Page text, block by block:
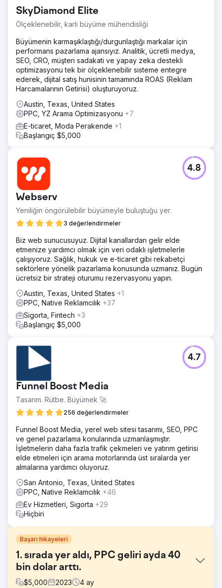
SkyDiamond Elite
Ölçeklenebilir, karlı büyüme mühendisliği
Büyümenin karmaşıklaştığı/durgunlaştığı markalar için
performans pazarlama ajansıyız. Analitik, ücretli medya,
SEO, CRO, müşteri sadakati ve yapay zeka destekli
optimizasyonu tek bir ölçeklenebilir sisteme entegre
ederek, dijital satış hunisinin tamamında ROAS (Reklam
Harcamalarının Getirisi) oluşturuyoruz.
Austin, Texas, United States
PPC, YZ Arama Optimizasyonu +7
E-ticaret, Moda Perakende +1
Başlangıç $5,000
Webserv
Yeniliğin öngörülebilir büyümeyle buluştuğu yer.
3 değerlendirmeler
4.8
Biz web sunucusuyuz. Dijital kanallardan gelir elde
etmenize yardımcı olmak için veri odaklı işletmelerle
çalışıyoruz. Sağlık, hukuk ve e-ticaret gibi rekabetçi
sektörlere yönelik pazarlama konusunda uzmanız. Bugün
ücretsiz bir strateji oturumu rezervasyonu yapın.
Austin, Texas, United States +1
PPC, Native Reklamcılık +37
Sigorta, Fintech +3
Başlangıç $5,000
Funnel Boost Media
Tasarım. Rütbe. Büyümek 🚀
256 değerlendirmeler
4.7
Funnel Boost Media, yerel web sitesi tasarımı, SEO, PPC
ve genel pazarlama konularında uzmanlaşmıştır.
İşletmelerin daha fazla trafik çekmeleri ve yatırım getirisi
elde etmeleri için arama motorlarında üst sıralarda yer
almalarına yardımcı oluyoruz.
San Antonio, Texas, United States
PPC, Native Reklamcılık +46
Ev Hizmetleri, Sigorta +29
Hiçbiri
Başarı hikayeleri
1. sırada yer aldı, PPC geliri ayda 40
bin dolar arttı.
$5,000 2023 4 ay